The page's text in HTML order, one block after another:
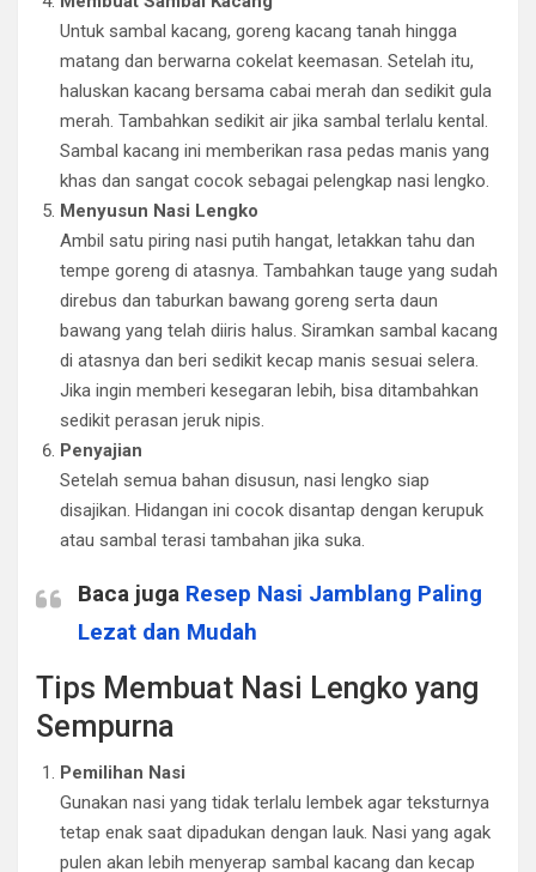
Untuk sambal kacang, goreng kacang tanah hingga
matang dan berwarna cokelat keemasan. Setelah itu,
haluskan kacang bersama cabai merah dan sedikit gula
merah. Tambahkan sedikit air jika sambal terlalu kental.
Sambal kacang ini memberikan rasa pedas manis yang
khas dan sangat cocok sebagai pelengkap nasi lengko.
Menyusun Nasi Lengko
Ambil satu piring nasi putih hangat, letakkan tahu dan
tempe goreng di atasnya. Tambahkan tauge yang sudah
direbus dan taburkan bawang goreng serta daun
bawang yang telah diiris halus. Siramkan sambal kacang
di atasnya dan beri sedikit kecap manis sesuai selera.
Jika ingin memberi kesegaran lebih, bisa ditambahkan
sedikit perasan jeruk nipis.
Penyajian
Setelah semua bahan disusun, nasi lengko siap
disajikan. Hidangan ini cocok disantap dengan kerupuk
atau sambal terasi tambahan jika suka.
Baca juga Resep Nasi Jamblang Paling
Lezat dan Mudah
Tips Membuat Nasi Lengko yang
Sempurna
Pemilihan Nasi
Gunakan nasi yang tidak terlalu lembek agar teksturnya
tetap enak saat dipadukan dengan lauk. Nasi yang agak
pulen akan lebih menyerap sambal kacang dan kecap